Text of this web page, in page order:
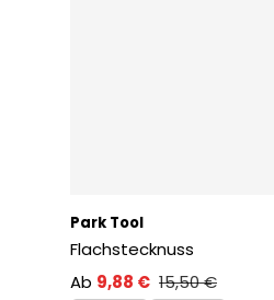
Park Tool
Flachstecknuss
Ab 9,88 € 15,50 €